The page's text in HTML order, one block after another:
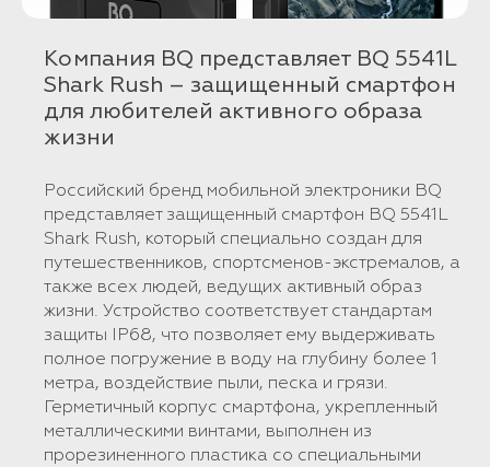
Компания BQ представляет BQ 5541L
Shark Rush – защищенный смартфон
для любителей активного образа
жизни
Российский бренд мобильной электроники BQ
представляет защищенный смартфон BQ 5541L
Shark Rush, который специально создан для
путешественников, спортсменов-экстремалов, а
также всех людей, ведущих активный образ
жизни. Устройство соответствует стандартам
защиты IP68, что позволяет ему выдерживать
полное погружение в воду на глубину более 1
метра, воздействие пыли, песка и грязи.
Герметичный корпус смартфона, укрепленный
металлическими винтами, выполнен из
прорезиненного пластика со специальными